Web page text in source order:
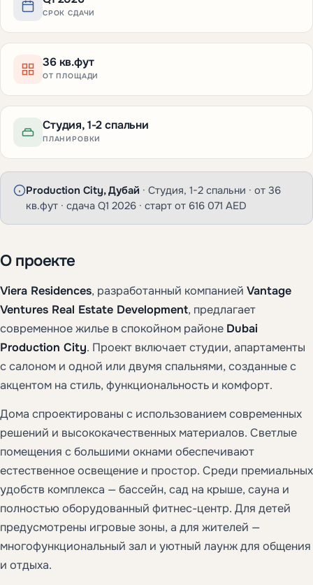
СРОК СДАЧИ
36 кв.фут
ОТ ПЛОЩАДИ
Студия, 1-2 спальни
ПЛАНИРОВКИ
Production City, Дубай · Студия, 1-2 спальни · от 36
кв.фут · сдача Q1 2026 · старт от 616 071 AED
О проекте
Viera Residences, разработанный компанией Vantage
Ventures Real Estate Development, предлагает
современное жилье в спокойном районе Dubai
Production City. Проект включает студии, апартаменты
с салоном и одной или двумя спальнями, созданные с
акцентом на стиль, функциональность и комфорт.
Дома спроектированы с использованием современных
решений и высококачественных материалов. Светлые
помещения с большими окнами обеспечивают
естественное освещение и простор. Среди премиальных
удобств комплекса — бассейн, сад на крыше, сауна и
полностью оборудованный фитнес-центр. Для детей
предусмотрены игровые зоны, а для жителей —
многофункциональный зал и уютный лаунж для общения
и отдыха.